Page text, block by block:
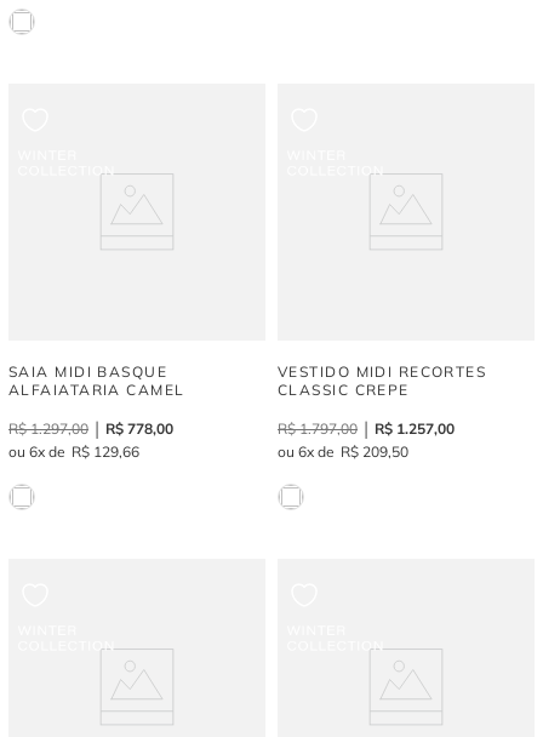
SAIA MIDI BASQUE
ALFAIATARIA CAMEL
R$ 1.297,00 R$ 778,00
6
R$ 129,66
VESTIDO MIDI RECORTES
CLASSIC CREPE
R$ 1.797,00 R$ 1.257,00
6
R$ 209,50